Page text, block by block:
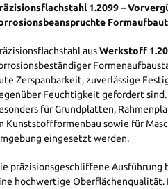
1.2099 –
ausWerkstoff
Zerspanbarkeit, zuverlässige
Feuchtigkeit gefordert
für Grundplatten,
Kunststoffformenbau sowie für
eingesetzt werden.
präzisionsgeschliffene
hochwertige Oberflächenqualität.